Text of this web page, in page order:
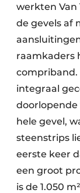
werkten Van
de gevels af
raamkaders
compriband.
integraal
hele gevel,
steenstrips
eerste keer
een groot
is de 1.050